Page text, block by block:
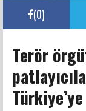
(0)
Terör